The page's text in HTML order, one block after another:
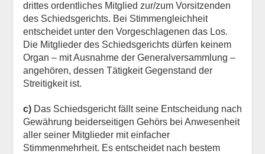
drittes ordentliches Mitglied zur/zum Vorsitzenden
des Schiedsgerichts. Bei Stimmengleichheit
entscheidet unter den Vorgeschlagenen das Los.
Die Mitglieder des Schiedsgerichts dürfen keinem
Organ – mit Ausnahme der Generalversammlung –
angehören, dessen Tätigkeit Gegenstand der
Streitigkeit ist.
c) Das Schiedsgericht fällt seine Entscheidung nach
Gewährung beiderseitigen Gehörs bei Anwesenheit
aller seiner Mitglieder mit einfacher
Stimmenmehrheit. Es entscheidet nach bestem